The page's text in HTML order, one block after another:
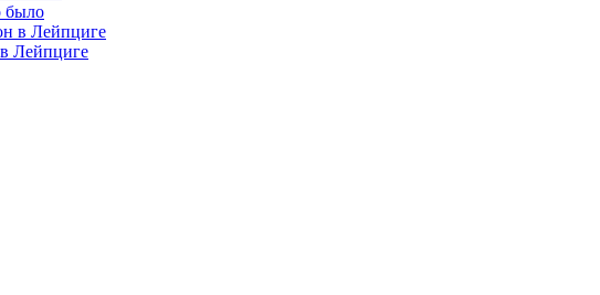
было
Лейпциге